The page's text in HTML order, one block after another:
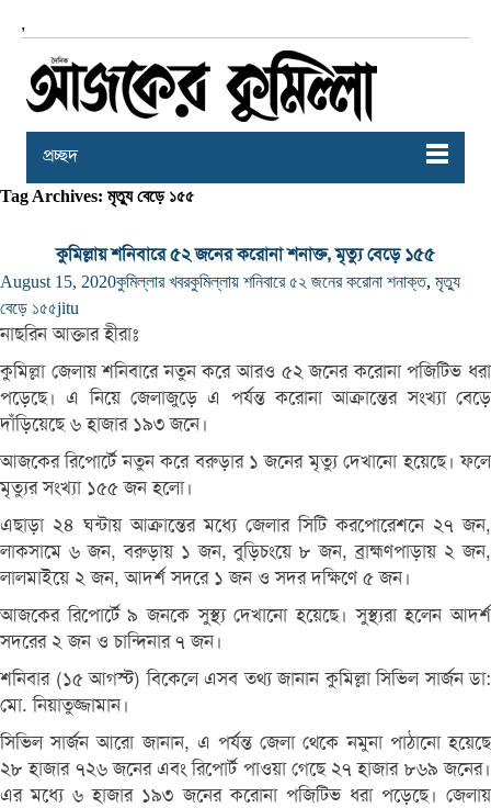
,
প্রচ্ছদ
Tag Archives: মৃত্যু বেড়ে ১৫৫
কুমিল্লায় শনিবারে ৫২ জনের করোনা শনাক্ত, মৃত্যু বেড়ে ১৫৫
August 15, 2020কুমিল্লার খবরকুমিল্লায় শনিবারে ৫২ জনের করোনা শনাক্ত, মৃত্যু
বেড়ে ১৫৫jitu
নাছরিন আক্তার হীরাঃ
কুমিল্লা জেলায় শনিবারে নতুন করে আরও ৫২ জনের করোনা পজিটিভ ধরা
পড়েছে। এ নিয়ে জেলাজুড়ে এ পর্যন্ত করোনা আক্রান্তের সংখ্যা বেড়ে
দাঁড়িয়েছে ৬ হাজার ১৯৩ জনে।
আজকের রিপোর্টে নতুন করে বরুড়ার ১ জনের মৃত্যু দেখানো হয়েছে। ফলে
মৃত্যুর সংখ্যা ১৫৫ জন হলো।
এছাড়া ২৪ ঘন্টায় আক্রান্তের মধ্যে জেলার সিটি করপোরেশনে ২৭ জন,
লাকসামে ৬ জন, বরুড়ায় ১ জন, বুড়িচংয়ে ৮ জন, ব্রাহ্মণপাড়ায় ২ জন,
লালমাইয়ে ২ জন, আদর্শ সদরে ১ জন ও সদর দক্ষিণে ৫ জন।
আজকের রিপোর্টে ৯ জনকে সুস্থ্য দেখানো হয়েছে। সুস্থ্যরা হলেন আদর্শ
সদরের ২ জন ও চান্দিনার ৭ জন।
শনিবার (১৫ আগস্ট) বিকেলে এসব তথ্য জানান কুমিল্লা সিভিল সার্জন ডা:
মো. নিয়াতুজ্জামান।
সিভিল সার্জন আরো জানান, এ পর্যন্ত জেলা থেকে নমুনা পাঠানো হয়েছে
২৮ হাজার ৭২৬ জনের এবং রিপোর্ট পাওয়া গেছে ২৭ হাজার ৮৬৯ জনের।
এর মধ্যে ৬ হাজার ১৯৩ জনের করোনা পজিটিভ ধরা পড়েছে। জেলায়